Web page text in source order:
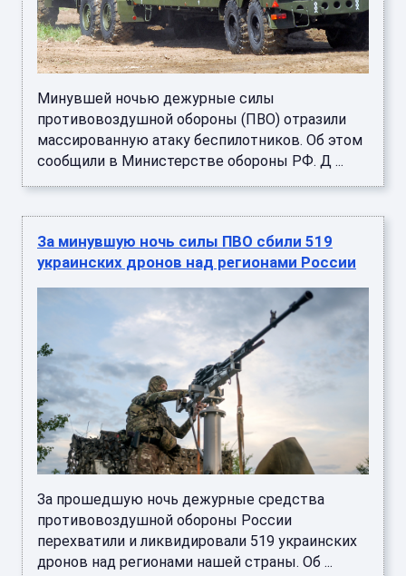
Минувшей ночью дежурные силы
противовоздушной обороны (ПВО) отразили
массированную атаку беспилотников. Об этом
сообщили в Министерстве обороны РФ. Д ...
За минувшую ночь силы ПВО сбили 519
украинских дронов над регионами России
За прошедшую ночь дежурные средства
противовоздушной обороны России
перехватили и ликвидировали 519 украинских
дронов над регионами нашей страны. Об ...